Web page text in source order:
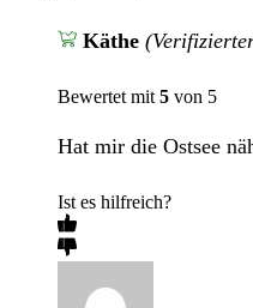
Käthe
Bewertet mit 5 von 5
Hat mir die Ostsee
Ist es hilfreich?